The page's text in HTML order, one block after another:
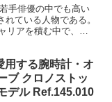
手俳優の中でも高い
ている人物である。
リアを積む中で、映
用する腕時計・オ
ブ クロノストッ
デル Ref.145.010